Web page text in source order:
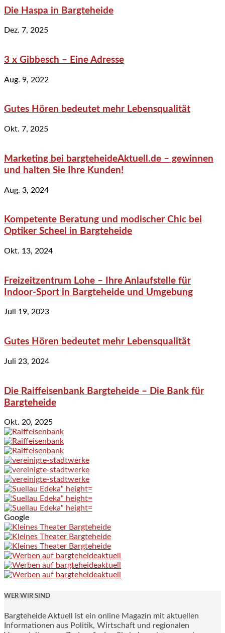
Die Haspa in Bargteheide
Dez. 7, 2025
3 x Gibbesch – Eine Adresse
Aug. 9, 2022
Gutes Hören bedeutet mehr Lebensqualität
Okt. 7, 2025
Marketing bei bargteheideAktuell.de – gewinnen
und halten Sie Ihre Kunden!
Aug. 3, 2024
Kompetente Beratung und modischer Chic bei
Optiker Scheel in Bargteheide
Okt. 13, 2024
Freizeitzentrum Lohe – Ihre Anlaufstelle für
Indoor-Sport in Bargteheide und Umgebung
Juli 19, 2023
Gutes Hören bedeutet mehr Lebensqualität
Juli 23, 2024
Die Raiffeisenbank Bargteheide – Die Bank für
Bargteheide
Okt. 20, 2025
Google
WER WIR SIND
Bargteheide Aktuell ist ein online Magazin mit aktuellen
Informationen aus Politik, Wirtschaft und regionalen